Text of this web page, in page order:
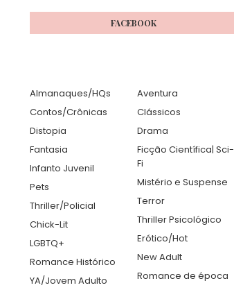
FACEBOOK
Almanaques/HQs
Aventura
Contos/Crônicas
Clássicos
Distopia
Drama
Fantasia
Ficção Científica| Sci-
Fi
Infanto Juvenil
Mistério e Suspense
Pets
Terror
Thriller/Policial
Thriller Psicológico
Chick-Lit
Erótico/Hot
LGBTQ+
New Adult
Romance Histórico
Romance de época
YA/Jovem Adulto